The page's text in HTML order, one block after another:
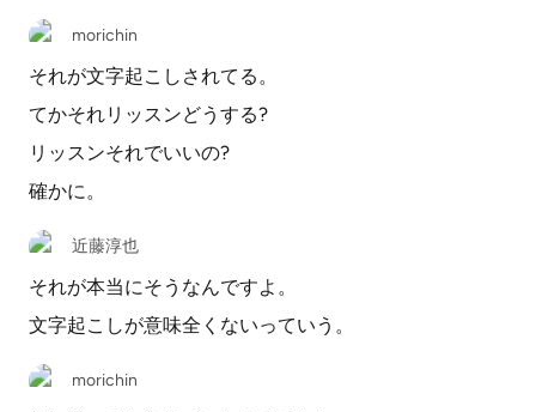
morichin
それが文字起こしされてる。
てかそれリッスンどうする?
リッスンそれでいいの?
確かに。
近藤淳也
それが本当にそうなんですよ。
文字起こしが意味全くないっていう。
morichin